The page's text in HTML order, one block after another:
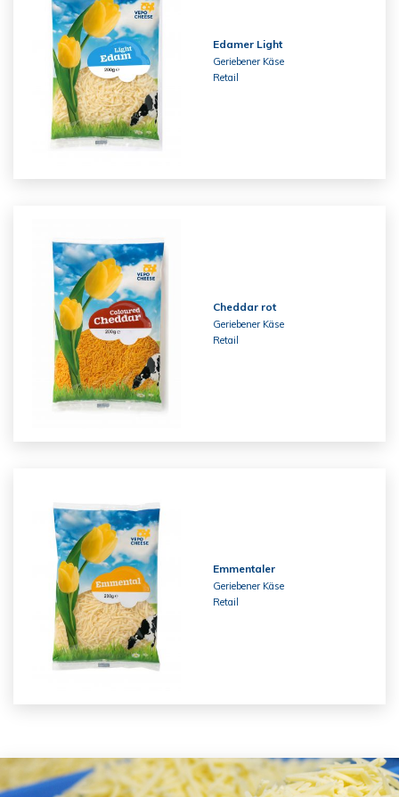
Edamer Light
Geriebener Käse
Retail
Cheddar rot
Geriebener Käse
Retail
Emmentaler
Geriebener Käse
Retail